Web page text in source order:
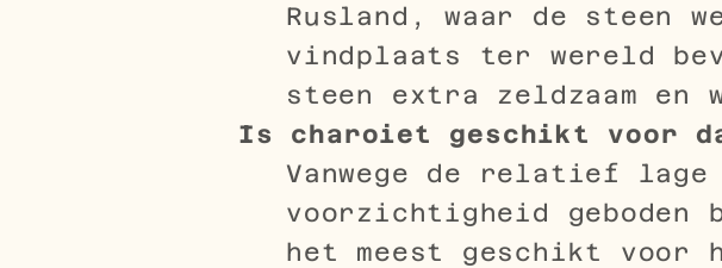
Rusland, waar de steen
vindplaats ter wereld
steen extra zeldzaam en
Is charoiet geschikt voor
Vanwege de relatief
voorzichtigheid
het meest geschikt